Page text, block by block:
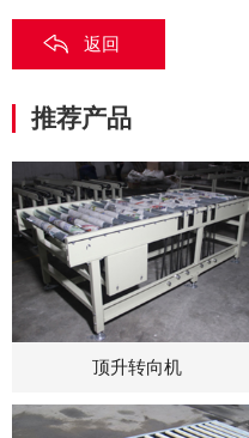
返回
推荐产品
顶升转向机